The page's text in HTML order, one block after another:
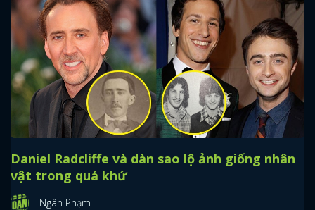
Daniel Radcliffe và dàn sao lộ ảnh giống nhân
vật trong quá khứ
Ngân Phạm